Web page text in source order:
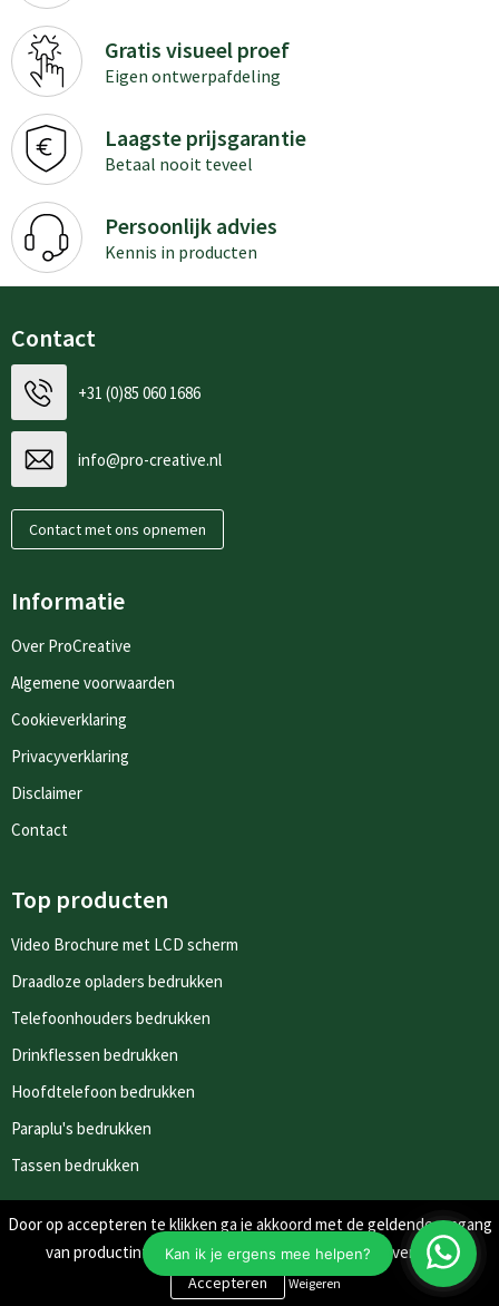
Gratis visueel proef
Eigen ontwerpafdeling
Laagste prijsgarantie
Betaal nooit teveel
Persoonlijk advies
Kennis in producten
Contact
+31 (0)85 060 1686
info@pro-creative.nl
Contact met ons opnemen
Informatie
Over ProCreative
Algemene voorwaarden
Cookieverklaring
Privacyverklaring
Disclaimer
Contact
Top producten
Video Brochure met LCD scherm
Draadloze opladers bedrukken
Telefoonhouders bedrukken
Drinkflessen bedrukken
Hoofdtelefoon bedrukken
Paraplu's bedrukken
Tassen bedrukken
Nieuwsbrieven
Schrijf je in voor onze nieuwsbrief en mis nooit meer één van
onze leuke aanbiedingen of updates.
Door op accepteren te klikken ga je akkoord met de geldende omgang
van productinformatie zoals op de website wordt vermeld.
Weigeren